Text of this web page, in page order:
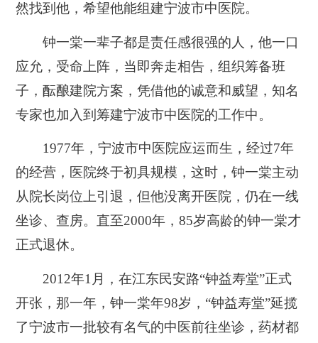
然找到他，希望他能组建宁波市中医院。
钟一棠一辈子都是责任感很强的人，他一口
应允，受命上阵，当即奔走相告，组织筹备班
子，酝酿建院方案，凭借他的诚意和威望，知名
专家也加入到筹建宁波市中医院的工作中。
1977年，宁波市中医院应运而生，经过7年
的经营，医院终于初具规模，这时，钟一棠主动
从院长岗位上引退，但他没离开医院，仍在一线
坐诊、查房。直至2000年，85岁高龄的钟一棠才
正式退休。
2012年1月，在江东民安路“钟益寿堂”正式
开张，那一年，钟一棠年98岁，“钟益寿堂”延揽
了宁波市一批较有名气的中医前往坐诊，药材都